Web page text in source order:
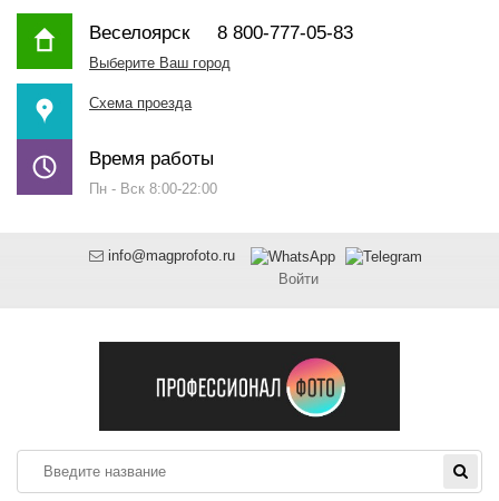
Веселоярск8 800-777-05-83
Выберите Ваш город
Схема проезда
Время работы
Пн - Вск 8:00-22:00
info@magprofoto.ru
Войти